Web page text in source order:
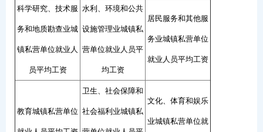
科学研究、技术服
务和地质勘查业城
镇私营单位就业人
员平均工资
水利、环境和公共
设施管理业城镇私
营单位就业人员平
均工资
居民服务和其他服
务业城镇私营单位
就业人员平均工资
教育城镇私营单位
卫生、社会保障和
社会福利业城镇私
文化、体育和娱乐
业城镇私营单位就